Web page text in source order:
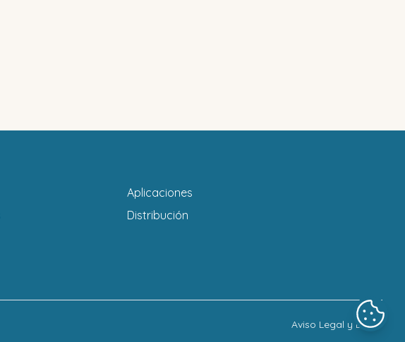
Aplicaciones
Distribución
Aviso Legal y LOPD